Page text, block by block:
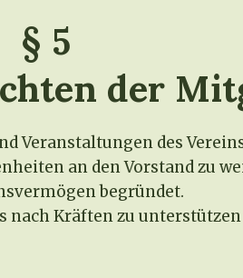
§ 5
der
Veranstaltungen des
an den Vorstand zu
begründet.
nach Kräften zu